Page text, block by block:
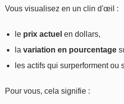
Vous visualisez en un clin d'œil :
le prix actuel en dollars,
la variation en pourcentage
les actifs qui surperforment ou
Pour vous, cela signifie :